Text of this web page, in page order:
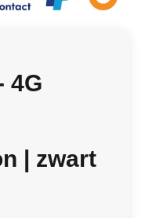
4G
| zwart